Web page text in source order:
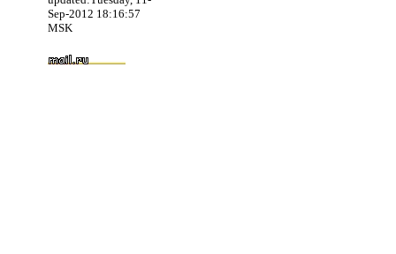
Sep-2012 18:16:57
MSK